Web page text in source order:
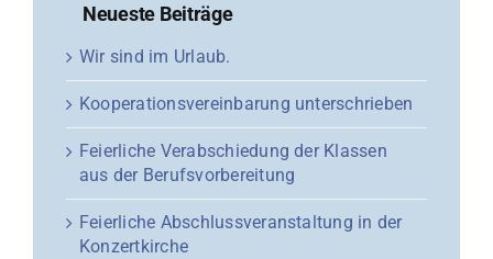
Neueste Beiträge
Wir sind im Urlaub.
Kooperationsvereinbarung unterschrieben
Feierliche Verabschiedung der Klassen
aus der Berufsvorbereitung
Feierliche Abschlussveranstaltung in der
Konzertkirche